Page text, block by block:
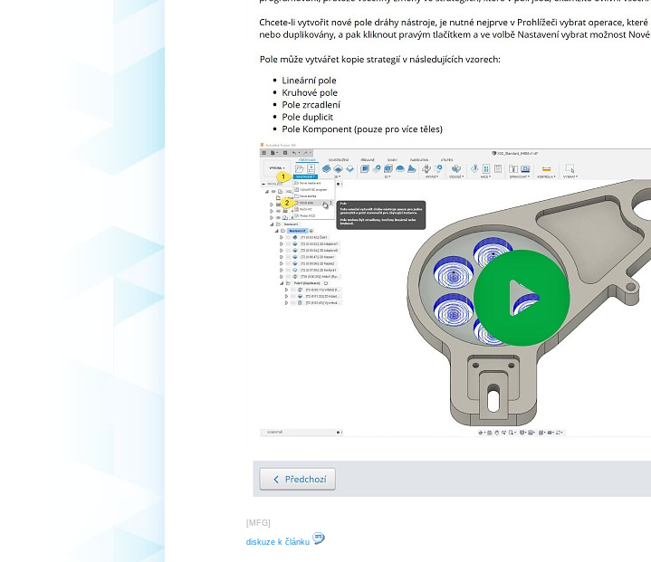
[ MFG]
diskuze k článku